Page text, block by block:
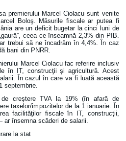
premierului Marcel Ciolacu sunt venite
Boloş. Măsurile fiscale ar putea fi
are un deficit bugetar la cinci luni de
ceea ce înseamnă 2,3% din PIB.
trebui să ne încadrăm în 4,4%. În caz
bani din PNRR.
Marcel Ciolacu fac referire inclusiv
în IT, construcţii şi agricultură. Acest
În cazul în care va fi luată această
septembrie.
creştere TVA la 19% (în afară de
taxelor/impozitelor de la 1 ianuarie. În
facilităţilor fiscale în IT, construcţii,
ar însemna scăderi de salarii.
la stat